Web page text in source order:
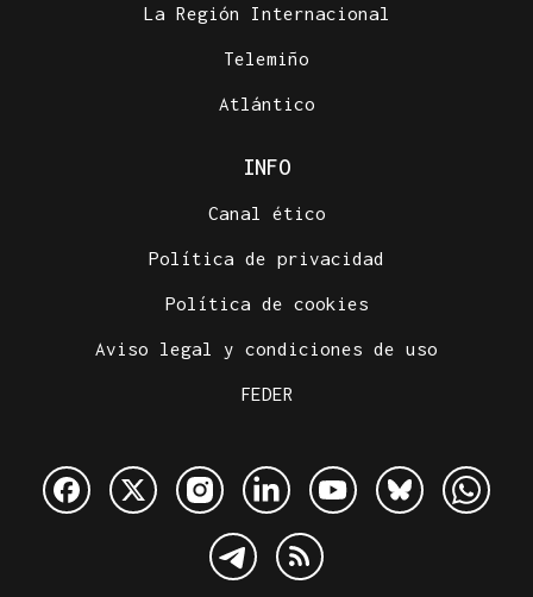
La Región Internacional
Telemiño
Atlántico
INFO
Canal ético
Política de privacidad
Política de cookies
Aviso legal y condiciones de uso
FEDER